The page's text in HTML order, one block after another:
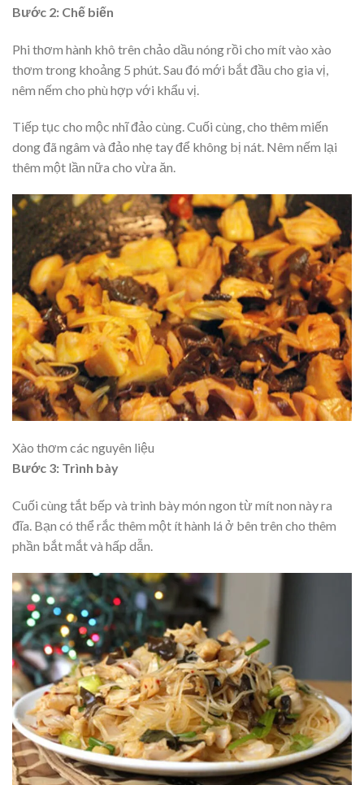
Bước 2: Chế biến
Phi thơm hành khô trên chảo dầu nóng rồi cho mít vào xào
thơm trong khoảng 5 phút. Sau đó mới bắt đầu cho gia vị,
nêm nếm cho phù hợp với khẩu vị.
Tiếp tục cho mộc nhĩ đảo cùng. Cuối cùng, cho thêm miến
dong đã ngâm và đảo nhẹ tay để không bị nát. Nêm nếm lại
thêm một lần nữa cho vừa ăn.
Xào thơm các nguyên liệu
Bước 3: Trình bày
Cuối cùng tắt bếp và trình bày món ngon từ mít non này ra
đĩa. Bạn có thể rắc thêm một ít hành lá ở bên trên cho thêm
phần bắt mắt và hấp dẫn.